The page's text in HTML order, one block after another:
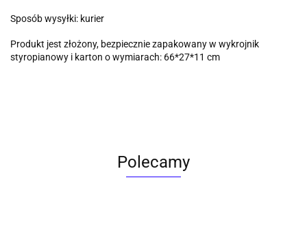
Sposób wysyłki: kurier
Produkt jest złożony, bezpiecznie zapakowany w wykrojnik
styropianowy i karton o wymiarach: 66*27*11 cm
Polecamy